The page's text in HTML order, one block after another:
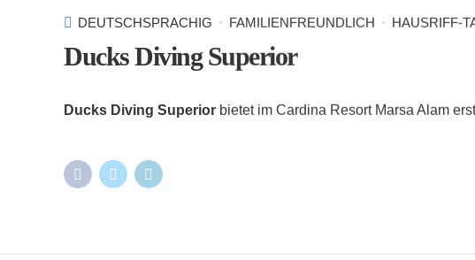
DEUTSCHSPRACHIG FAMILIENFREUNDLICH HAUSRIFF-
Ducks Diving Superior
Ducks Diving Superior bietet im Cardina Resort Marsa Alam